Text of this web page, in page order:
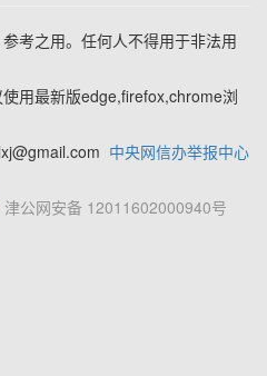
考之用。任何人不得用于非法用
用最新版edge,firefox,chrome浏
中央网信办举报中心
津公网安备 12011602000940号